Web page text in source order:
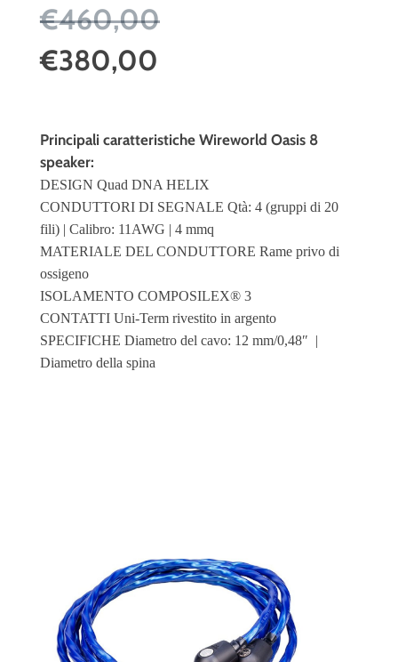
€460,00
€380,00
Principali caratteristiche Wireworld Oasis 8
speaker:
DESIGN Quad DNA HELIX
CONDUTTORI DI SEGNALE Qtà: 4 (gruppi di 20
fili) | Calibro: 11AWG | 4 mmq
MATERIALE DEL CONDUTTORE Rame privo di
ossigeno
ISOLAMENTO COMPOSILEX® 3
CONTATTI Uni-Term rivestito in argento
SPECIFICHE Diametro del cavo: 12 mm/0,48″ |
Diametro della spina